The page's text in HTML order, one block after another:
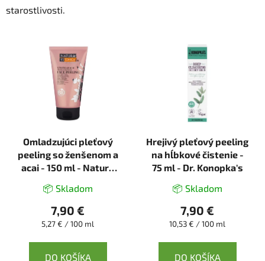
starostlivosti.
Omladzujúci pleťový
peeling so ženšenom a
acai - 150 ml - Natura
📦 Skladom
7,90 €
Jednotková
5,27 € / 100 ml
DO KOŠÍKA
Hrejivý pleťový peeling
na hĺbkové čistenie -
75 ml - Dr. Konopka's
📦 Skladom
7,90 €
Jednotková
10,53 € / 100 ml
DO KOŠÍKA